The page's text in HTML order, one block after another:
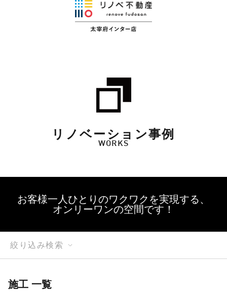
リノベーション事例
WORKS
お客様一人ひとりのワクワクを実現する、
オンリーワンの空間です！
絞り込み検索
施工 一覧